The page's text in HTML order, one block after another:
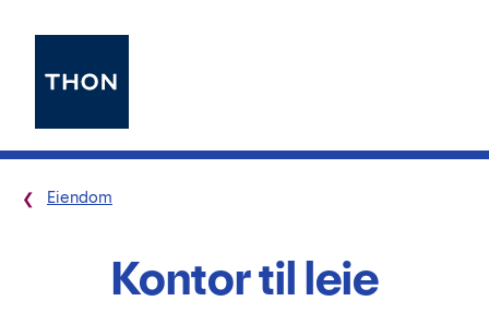
Eiendom
Kontor til leie